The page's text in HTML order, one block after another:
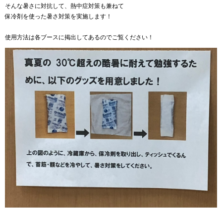
そんな暑さに対抗して、熱中症対策も兼ねて
保冷剤を使った暑さ対策を実施します！
使用方法は各ブースに掲出してあるのでご覧ください！